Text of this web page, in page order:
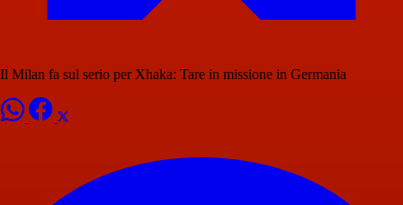
Il Milan fa sul serio per Xhaka: Tare in missione in Germania